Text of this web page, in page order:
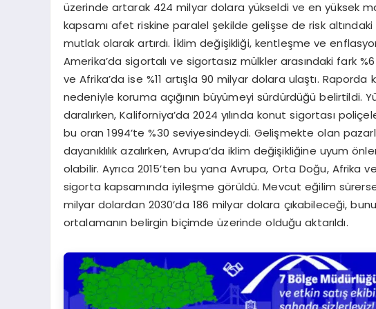
üzerinde artarak 424 milyar dolara yükseldi ve en yüksek
kapsamı afet riskine paralel şekilde gelişse de risk altındaki
mutlak olarak artırdı. İklim değişikliği, kentleşme ve
Amerika’da sigortalı ve sigortasız mülkler arasındaki fark
ve Afrika’da ise %11 artışla 90 milyar dolara ulaştı. Raporda
nedeniyle koruma açığının büyümeyi sürdürdüğü belirtildi.
daralırken, Kaliforniya’da 2024 yılında konut sigortası
bu oran 1994’te %30 seviyesindeydi. Gelişmekte olan
dayanıklılık azalırken, Avrupa’da iklim değişikliğine uyum
olabilir. Ayrıca 2015’ten bu yana Avrupa, Orta Doğu, Afrika
sigorta kapsamında iyileşme görüldü. Mevcut eğilim sürerse
milyar dolardan 2030’da 186 milyar dolara çıkabileceği,
ortalamanın belirgin biçimde üzerinde olduğu aktarıldı.